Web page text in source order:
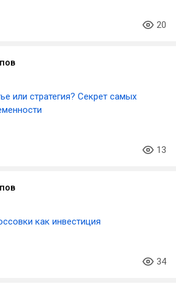
20
или стратегия? Секрет самых
13
как инвестиция
34